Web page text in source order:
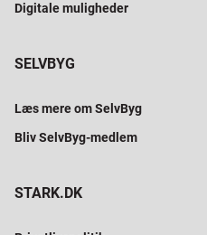
Digitale muligheder
SELVBYG
Læs mere om SelvByg
Bliv SelvByg-medlem
STARK.DK